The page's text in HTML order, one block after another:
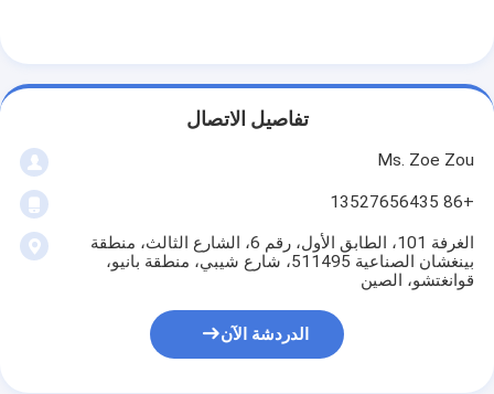
المنزل
المنتجات
تفاصيل الاتصال
Ms. Zoe Zou
+86 13527656435
الغرفة 101، الطابق الأول، رقم 6، الشارع الثالث، منطقة
بينغشان الصناعية 511495، شارع شيبي، منطقة بانيو،
قوانغتشو، الصين
الدردشة الآن